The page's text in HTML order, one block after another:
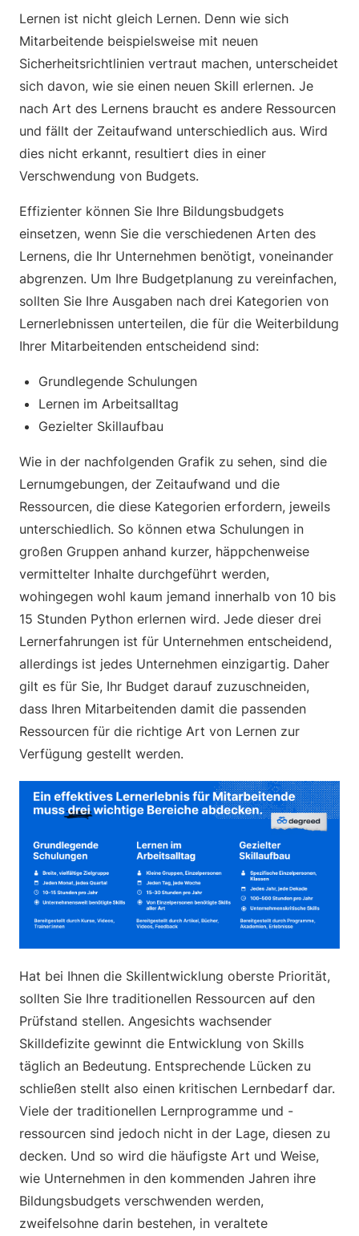
Lernen ist nicht gleich Lernen. Denn wie sich
Mitarbeitende beispielsweise mit neuen
Sicherheitsrichtlinien vertraut machen, unterscheidet
sich davon, wie sie einen neuen Skill erlernen. Je
nach Art des Lernens braucht es andere Ressourcen
und fällt der Zeitaufwand unterschiedlich aus. Wird
dies nicht erkannt, resultiert dies in einer
Verschwendung von Budgets.
Effizienter können Sie Ihre Bildungsbudgets
einsetzen, wenn Sie die verschiedenen Arten des
Lernens, die Ihr Unternehmen benötigt, voneinander
abgrenzen. Um Ihre Budgetplanung zu vereinfachen,
sollten Sie Ihre Ausgaben nach drei Kategorien von
Lernerlebnissen unterteilen, die für die Weiterbildung
Ihrer Mitarbeitenden entscheidend sind:
Grundlegende Schulungen
Lernen im Arbeitsalltag
Gezielter Skillaufbau
Wie in der nachfolgenden Grafik zu sehen, sind die
Lernumgebungen, der Zeitaufwand und die
Ressourcen, die diese Kategorien erfordern, jeweils
unterschiedlich. So können etwa Schulungen in
großen Gruppen anhand kurzer, häppchenweise
vermittelter Inhalte durchgeführt werden,
wohingegen wohl kaum jemand innerhalb von 10 bis
15 Stunden Python erlernen wird. Jede dieser drei
Lernerfahrungen ist für Unternehmen entscheidend,
allerdings ist jedes Unternehmen einzigartig. Daher
gilt es für Sie, Ihr Budget darauf zuzuschneiden,
dass Ihren Mitarbeitenden damit die passenden
Ressourcen für die richtige Art von Lernen zur
Verfügung gestellt werden.
Hat bei Ihnen die Skillentwicklung oberste Priorität,
sollten Sie Ihre traditionellen Ressourcen auf den
Prüfstand stellen. Angesichts wachsender
Skilldefizite gewinnt die Entwicklung von Skills
täglich an Bedeutung. Entsprechende Lücken zu
schließen stellt also einen kritischen Lernbedarf dar.
Viele der traditionellen Lernprogramme und -
ressourcen sind jedoch nicht in der Lage, diesen zu
decken. Und so wird die häufigste Art und Weise,
wie Unternehmen in den kommenden Jahren ihre
Bildungsbudgets verschwenden werden,
zweifelsohne darin bestehen, in veraltete